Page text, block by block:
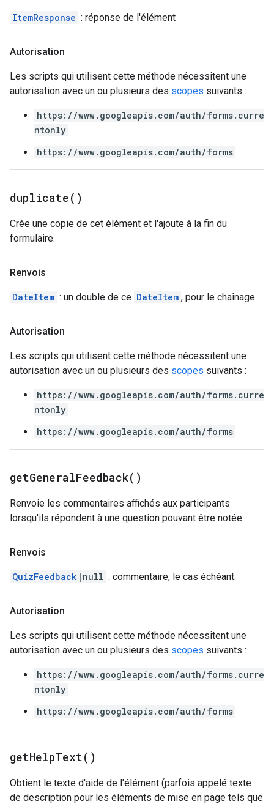
ItemResponse : réponse de l'élément
Autorisation
Les scripts qui utilisent cette méthode nécessitent une
autorisation avec un ou plusieurs des scopes suivants :
https://www.googleapis.com/auth/forms.curre
ntonly
https://www.googleapis.com/auth/forms
duplicate( )
Crée une copie de cet élément et l'ajoute à la fin du
formulaire.
Renvois
DateItem : un double de ce DateItem , pour le chaînage
Autorisation
Les scripts qui utilisent cette méthode nécessitent une
autorisation avec un ou plusieurs des scopes suivants :
https://www.googleapis.com/auth/forms.curre
ntonly
https://www.googleapis.com/auth/forms
getGeneralFeedback( )
Renvoie les commentaires affichés aux participants
lorsqu'ils répondent à une question pouvant être notée.
Renvois
QuizFeedback |null : commentaire, le cas échéant.
Autorisation
Les scripts qui utilisent cette méthode nécessitent une
autorisation avec un ou plusieurs des scopes suivants :
https://www.googleapis.com/auth/forms.curre
ntonly
https://www.googleapis.com/auth/forms
getHelpText( )
Obtient le texte d'aide de l'élément (parfois appelé texte
de description pour les éléments de mise en page tels que